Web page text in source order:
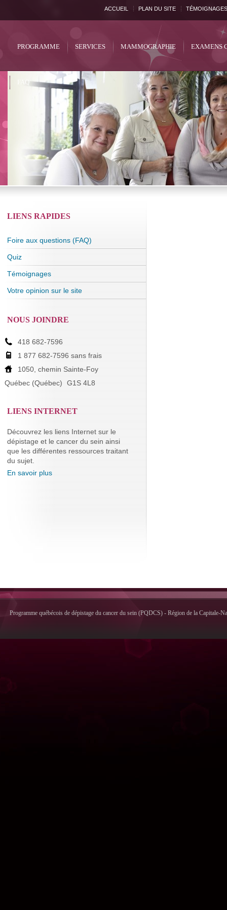
ACCUEIL PLAN DU SITE TÉMOIGNAGES
PROGRAMME SERVICES MAMMOGRAPHIE EXAMENS
FAQ
LIENS RAPIDES
Foire aux questions (FAQ)
Quiz
Témoignages
Votre opinion sur le site
NOUS JOINDRE
418 682-7596
1 877 682-7596 sans frais
1050, chemin Sainte-Foy
Québec (Québec)
G1S 4L8
LIENS INTERNET
Découvrez les liens Internet sur le
dépistage et le cancer du sein ainsi
que les différentes ressources traitant
du sujet.
En savoir plus
Programme québécois de dépistage du cancer du sein (PQDCS) - Région de la Capitale-